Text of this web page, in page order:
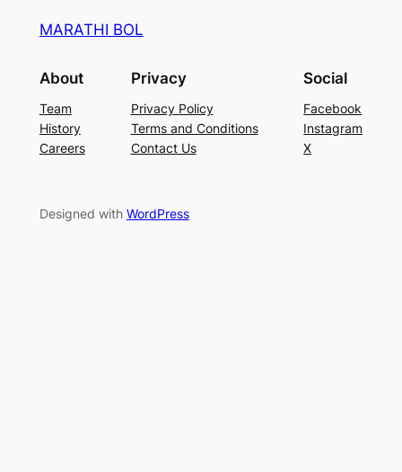
MARATHI BOL
About
Team
History
Careers
Privacy
Privacy Policy
Terms and Conditions
Contact Us
Social
Facebook
Instagram
X
Designed with WordPress